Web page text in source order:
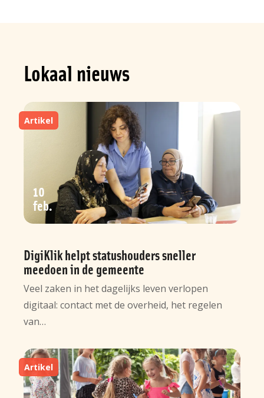
Lokaal nieuws
DigiKlik helpt statushouders sneller
meedoen in de gemeente
Artikel
10
feb
Veel zaken in het dagelijks leven verlopen
digitaal: contact met de overheid, het regelen
van…
Artikel